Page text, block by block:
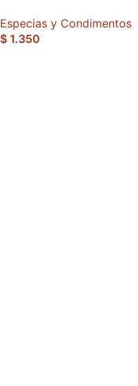
Especias y Condimentos
$ 1.350